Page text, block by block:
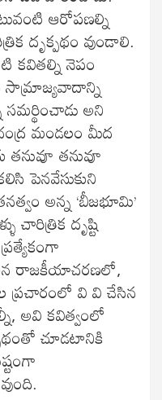
ఆరోపణల్ని
దృక్పథం వుండాలి.
కవితల్ని నెపం
సామ్రాజ్యవాదాన్ని
సమర్థించాడు అని
మండలం మీద
తనువూ
పెనవేసుకుని
అన్న ‘బీజభూమి’
చారిత్రిక దృష్టి
రాజకీయాచరణలో,
వి వి చేసిన
అవి కవిత్వంలో
చూడటానికి